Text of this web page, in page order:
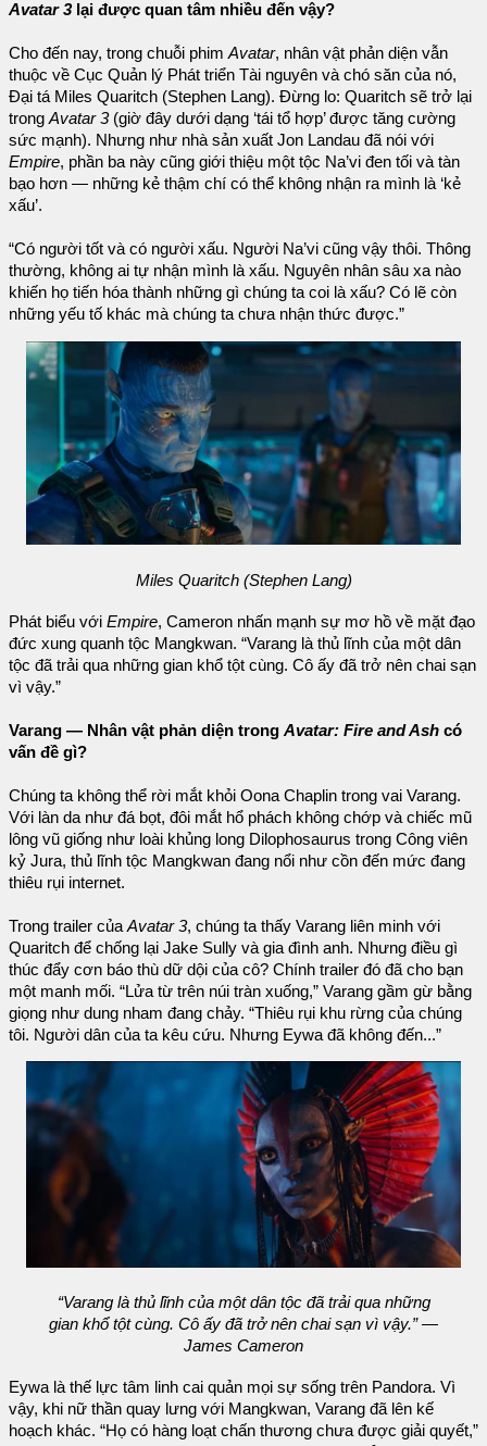
Avatar 3lại được quan tâm nhiều đến vậy?
Cho đến nay, trong chuỗi phimAvatar, nhân vật phản diện vẫn
thuộc về Cục Quản lý Phát triển Tài nguyên và chó săn của nó,
Đại tá Miles Quaritch (Stephen Lang). Đừng lo: Quaritch sẽ trở lại
trongAvatar 3(giờ đây dưới dạng ‘tái tổ hợp’ được tăng cường
sức mạnh). Nhưng như nhà sản xuất Jon Landau đã nói với
Empire, phần ba này cũng giới thiệu một tộc Na’vi đen tối và tàn
bạo hơn — những kẻ thậm chí có thể không nhận ra mình là ‘kẻ
xấu’.
“Có người tốt và có người xấu. Người Na’vi cũng vậy thôi. Thông
thường, không ai tự nhận mình là xấu. Nguyên nhân sâu xa nào
khiến họ tiến hóa thành những gì chúng ta coi là xấu? Có lẽ còn
những yếu tố khác mà chúng ta chưa nhận thức được.”
Miles Quaritch (Stephen Lang)
Phát biểu với Empire, Cameron nhấn mạnh sự mơ hồ về mặt đạo
đức xung quanh tộc Mangkwan. “Varang là thủ lĩnh của một dân
tộc đã trải qua những gian khổ tột cùng. Cô ấy đã trở nên chai sạn
vì vậy.”
Varang — Nhân vật phản diện trong Avatar: Fire and Ash có
vấn đề gì?
Chúng ta không thể rời mắt khỏi Oona Chaplin trong vai Varang.
Với làn da như đá bọt, đôi mắt hổ phách không chớp và chiếc mũ
lông vũ giống như loài khủng long Dilophosaurus trong Công viên
kỷ Jura, thủ lĩnh tộc Mangkwan đang nổi như cồn đến mức đang
thiêu rụi internet.
Trong trailer của Avatar 3, chúng ta thấy Varang liên minh với
Quaritch để chống lại Jake Sully và gia đình anh. Nhưng điều gì
thúc đẩy cơn báo thù dữ dội của cô? Chính trailer đó đã cho bạn
một manh mối. “Lửa từ trên núi tràn xuống,” Varang gầm gừ bằng
giọng như dung nham đang chảy. “Thiêu rụi khu rừng của chúng
tôi. Người dân của ta kêu cứu. Nhưng Eywa đã không đến...”
“Varang là thủ lĩnh của một dân tộc đã trải qua những
gian khổ tột cùng. Cô ấy đã trở nên chai sạn vì vậy.” —
James Cameron
Eywa là thế lực tâm linh cai quản mọi sự sống trên Pandora. Vì
vậy, khi nữ thần quay lưng với Mangkwan, Varang đã lên kế
hoạch khác. “Họ có hàng loạt chấn thương chưa được giải quyết,”